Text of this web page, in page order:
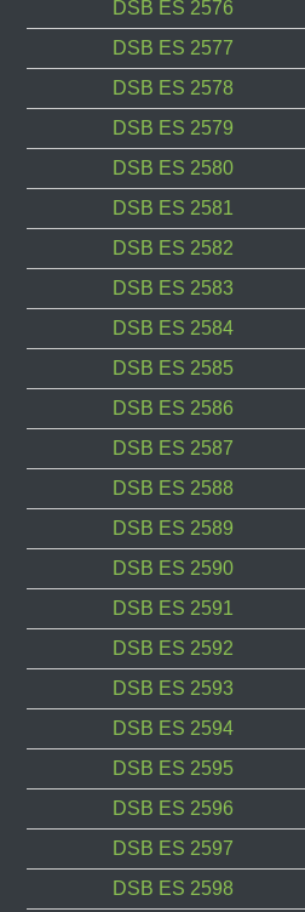
DSB ES 2576
DSB ES 2577
DSB ES 2578
DSB ES 2579
DSB ES 2580
DSB ES 2581
DSB ES 2582
DSB ES 2583
DSB ES 2584
DSB ES 2585
DSB ES 2586
DSB ES 2587
DSB ES 2588
DSB ES 2589
DSB ES 2590
DSB ES 2591
DSB ES 2592
DSB ES 2593
DSB ES 2594
DSB ES 2595
DSB ES 2596
DSB ES 2597
DSB ES 2598